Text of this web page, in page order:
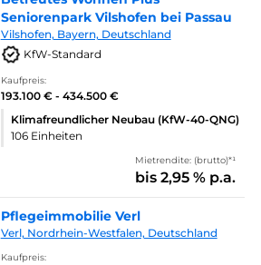
Seniorenpark Vilshofen bei Passau
Vilshofen, Bayern, Deutschland
KfW-Standard
Kaufpreis:
193.100 € - 434.500 €
Klimafreundlicher Neubau (KfW-40-QNG)
106 Einheiten
Mietrendite: (brutto)*¹
bis 2,95 % p.a.
Pflegeimmobilie Verl
Verl, Nordrhein-Westfalen, Deutschland
Kaufpreis: